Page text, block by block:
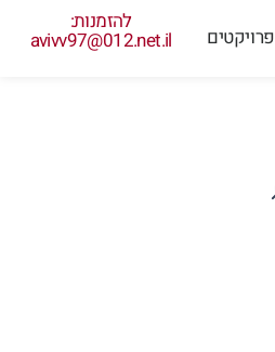
פרויקטים
להזמנות:
avivv97@012.net.il